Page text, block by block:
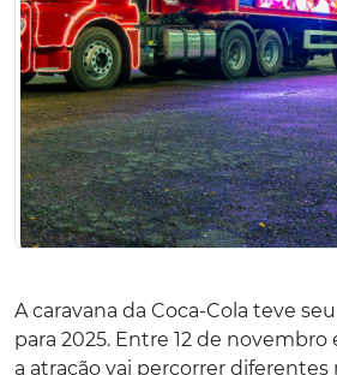
A caravana da Coca-Cola teve
para 2025. Entre 12 de novembro
a atração vai percorrer diferentes